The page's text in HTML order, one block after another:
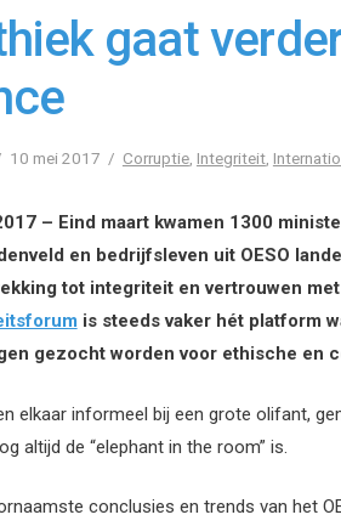
gaat
10 mei 2017 Corruptie, Integriteit,
– Eind maart kwamen 1300
en bedrijfsleven uit OESO
tot integriteit en vertrouwen
is steeds vaker hét platform
gezocht worden voor ethische en
elkaar informeel bij een grote olifant,
altijd de “elephant in the room” is.
conclusies en trends van het